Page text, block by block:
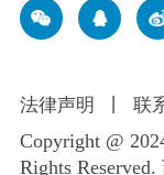
法律声明 联
Copyright @
Rights Reserved.